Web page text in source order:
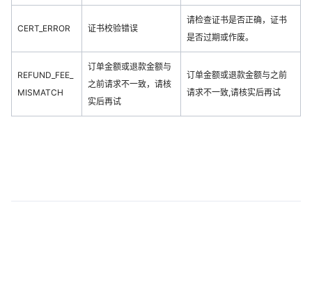
CERT_ERROR 证书校验错误
请检查证书是否正确，证书
是否过期或作废。
REFUND_FEE_
MISMATCH
订单金额或退款金额与
之前请求不一致，请核
实后再试
订单金额或退款金额与之前
请求不一致,请核实后再试